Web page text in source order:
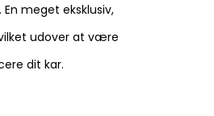
meget eksklusiv,
udover at være
dit kar.